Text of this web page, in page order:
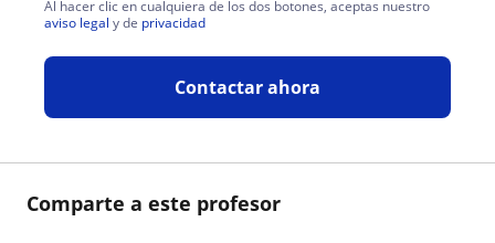
Comparte a este profesor
Al hacer clic en cualquiera de los dos botones, aceptas nuestro
aviso legal y de privacidad
Contactar ahora